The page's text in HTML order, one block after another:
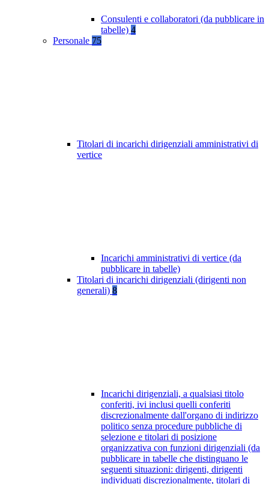
Consulenti e collaboratori (da pubblicare in
tabelle) 4
Personale 75
Titolari di incarichi dirigenziali amministrativi di
vertice
Incarichi amministrativi di vertice (da
pubblicare in tabelle)
Titolari di incarichi dirigenziali (dirigenti non
generali) 8
Incarichi dirigenziali, a qualsiasi titolo
conferiti, ivi inclusi quelli conferiti
discrezionalmente dall'organo di indirizzo
politico senza procedure pubbliche di
selezione e titolari di posizione
organizzativa con funzioni dirigenziali (da
pubblicare in tabelle che distinguano le
seguenti situazioni: dirigenti, dirigenti
individuati discrezionalmente, titolari di